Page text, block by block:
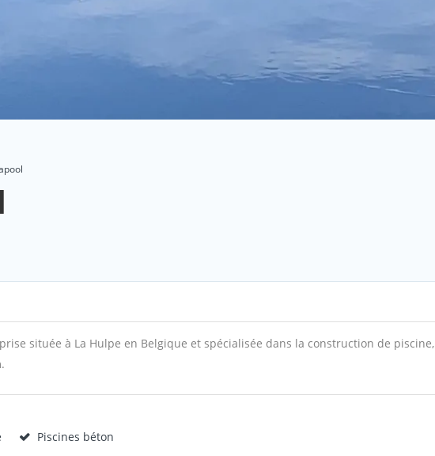
située à La Hulpe en Belgique et spécialisée dans la construction de piscine,
Piscines béton